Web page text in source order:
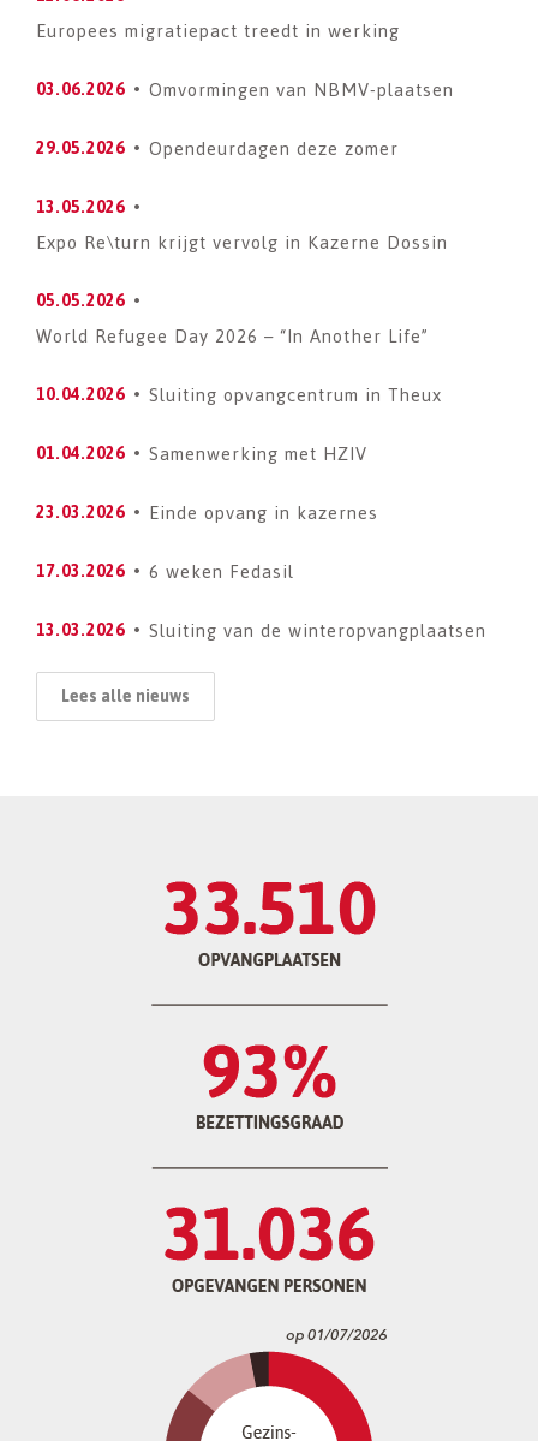
Europees migratiepact treedt in werking
03.06.2026 Omvormingen van NBMV-plaatsen
29.05.2026 Opendeurdagen deze zomer
13.05.2026
Expo Re\turn krijgt vervolg in Kazerne Dossin
05.05.2026
World Refugee Day 2026 – “In Another Life”
10.04.2026 Sluiting opvangcentrum in Theux
01.04.2026 Samenwerking met HZIV
23.03.2026 Einde opvang in kazernes
17.03.2026 6 weken Fedasil
13.03.2026 Sluiting van de winteropvangplaatsen
Lees alle nieuws